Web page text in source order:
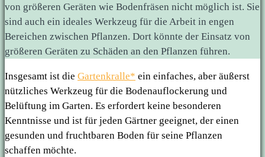
von größeren Geräten wie Bodenfräsen nicht möglich ist. Sie
sind auch ein ideales Werkzeug für die Arbeit in engen
Bereichen zwischen Pflanzen. Dort könnte der Einsatz von
größeren Geräten zu Schäden an den Pflanzen führen.
Insgesamt ist die Gartenkralle* ein einfaches, aber äußerst
nützliches Werkzeug für die Bodenauflockerung und
Belüftung im Garten. Es erfordert keine besonderen
Kenntnisse und ist für jeden Gärtner geeignet, der einen
gesunden und fruchtbaren Boden für seine Pflanzen
schaffen möchte.